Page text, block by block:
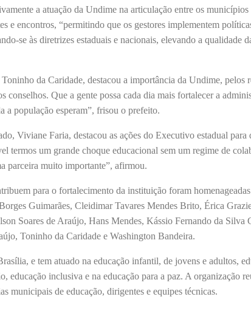
a atuação da Undime na articulação entre os municípios
e encontros, “permitindo que os gestores implementem
se às diretrizes estaduais e nacionais, elevando a qualidade
da Caridade, destacou a importância da Undime, pelos
Que a gente possa cada dia mais fortalecer a
a população esperam”, frisou o prefeito.
Viviane Faria, destacou as ações do Executivo estadual para
termos um grande choque educacional sem um regime de
parceira muito importante”, afirmou.
para o fortalecimento da instituição foram
Guimarães, Cleidimar Tavares Mendes Brito, Érica
Soares de Araújo, Hans Mendes, Kássio Fernando da Silva
Toninho da Caridade e Washington Bandeira.
e tem atuado na educação infantil, de jovens e adultos,
inclusiva e na educação para a paz. A organização
municipais de educação, dirigentes e equipes técnicas.